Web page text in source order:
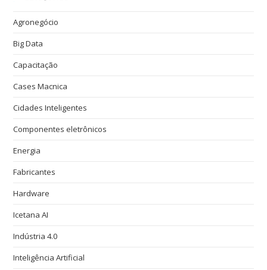
Agronegócio
Big Data
Capacitação
Cases Macnica
Cidades Inteligentes
Componentes eletrônicos
Energia
Fabricantes
Hardware
Icetana AI
Indústria 4.0
Inteligência Artificial